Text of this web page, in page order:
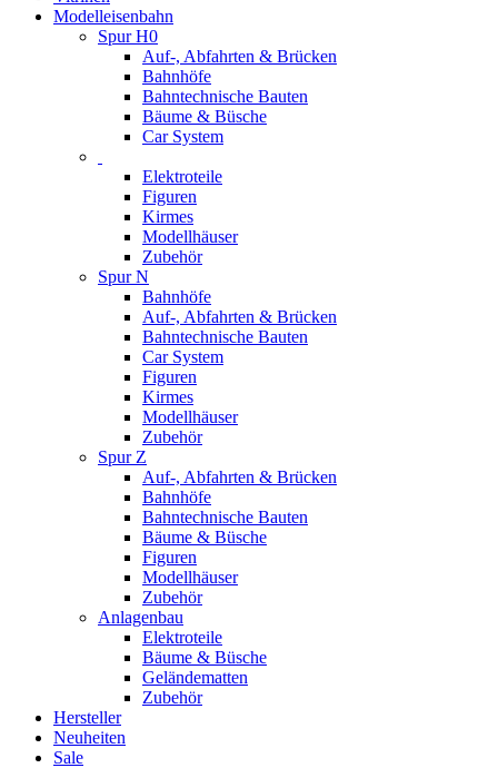
Modelleisenbahn
Spur H0
Auf-, Abfahrten & Brücken
Bahnhöfe
Bahntechnische Bauten
Bäume & Büsche
Car System
Elektroteile
Figuren
Kirmes
Modellhäuser
Zubehör
Spur N
Bahnhöfe
Auf-, Abfahrten & Brücken
Bahntechnische Bauten
Car System
Figuren
Kirmes
Modellhäuser
Zubehör
Spur Z
Auf-, Abfahrten & Brücken
Bahnhöfe
Bahntechnische Bauten
Bäume & Büsche
Figuren
Modellhäuser
Zubehör
Anlagenbau
Elektroteile
Bäume & Büsche
Geländematten
Zubehör
Hersteller
Neuheiten
Sale